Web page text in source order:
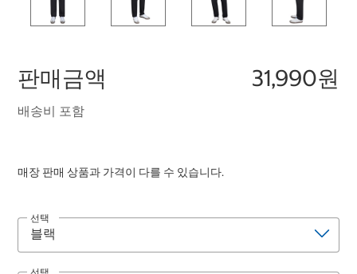
판매금액 31,990원
배송비 포함
매장 판매 상품과 가격이 다를 수 있습니다.
선택